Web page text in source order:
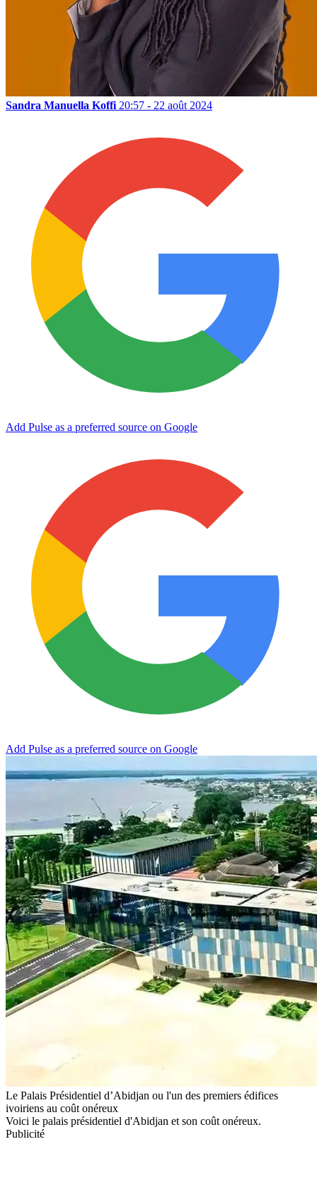
Sandra Manuella Koffi 20:57 - 22 août 2024
Add Pulse as a preferred source on Google
Add Pulse as a preferred source on Google
Le Palais Présidentiel d’Abidjan ou l'un des premiers édifices
ivoiriens au coût onéreux
Voici le palais présidentiel d'Abidjan et son coût onéreux.
Publicité